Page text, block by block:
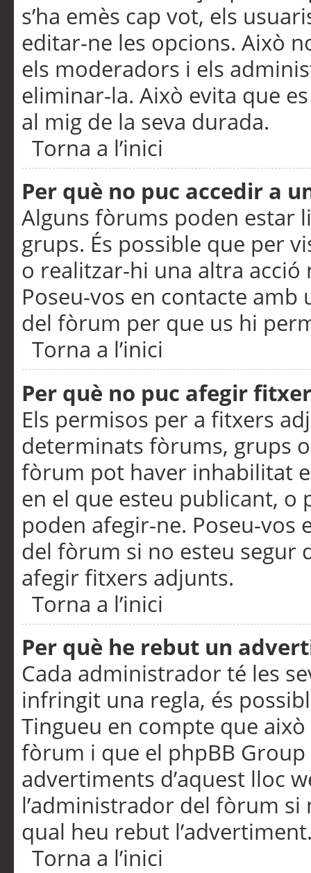
s’ha emès cap vot, els
editar-ne les opcions. Això
els moderadors i els
eliminar-la. Això evita que
al mig de la seva durada.
Torna a l’inici
Per què no puc accedir a
Alguns fòrums poden estar
grups. És possible que per
o realitzar-hi una altra acció
Poseu-vos en contacte
del fòrum per que us hi
Torna a l’inici
Per què no puc afegir
Els permisos per a fitxers
determinats fòrums, grups
fòrum pot haver inhabilitat
en el que esteu publicant,
poden afegir-ne. Poseu-vos
del fòrum si no esteu segur
afegir fitxers adjunts.
Torna a l’inici
Per què he rebut un
Cada administrador té les
infringit una regla, és
Tingueu en compte que
fòrum i que el phpBB
advertiments d’aquest lloc
l’administrador del fòrum
qual heu rebut
Torna a l’inici